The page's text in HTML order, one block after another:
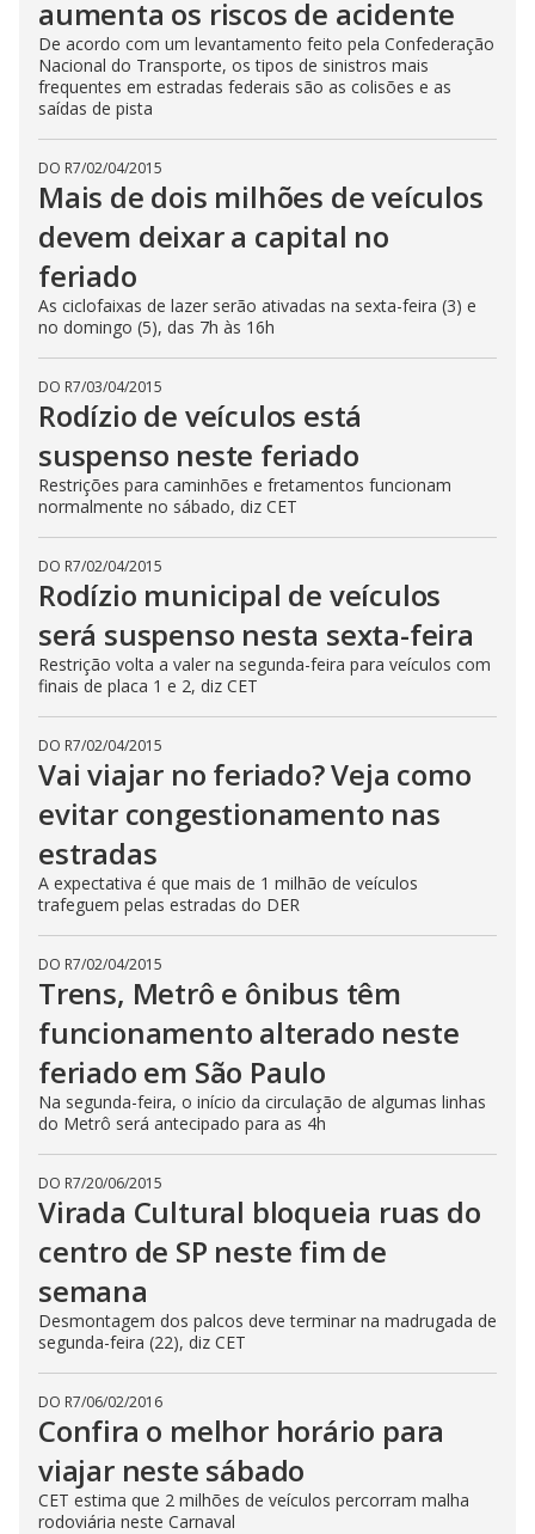
aumenta os riscos de acidente
De acordo com um levantamento feito pela Confederação
Nacional do Transporte, os tipos de sinistros mais
frequentes em estradas federais são as colisões e as
saídas de pista
DO R7/02/04/2015
Mais de dois milhões de veículos
devem deixar a capital no
feriado
As ciclofaixas de lazer serão ativadas na sexta-feira (3) e
no domingo (5), das 7h às 16h
DO R7/03/04/2015
Rodízio de veículos está
suspenso neste feriado
Restrições para caminhões e fretamentos funcionam
normalmente no sábado, diz CET
DO R7/02/04/2015
Rodízio municipal de veículos
será suspenso nesta sexta-feira
Restrição volta a valer na segunda-feira para veículos com
finais de placa 1 e 2, diz CET
DO R7/02/04/2015
Vai viajar no feriado? Veja como
evitar congestionamento nas
estradas
A expectativa é que mais de 1 milhão de veículos
trafeguem pelas estradas do DER
DO R7/02/04/2015
Trens, Metrô e ônibus têm
funcionamento alterado neste
feriado em São Paulo
Na segunda-feira, o início da circulação de algumas linhas
do Metrô será antecipado para as 4h
DO R7/20/06/2015
Virada Cultural bloqueia ruas do
centro de SP neste fim de
semana
Desmontagem dos palcos deve terminar na madrugada de
segunda-feira (22), diz CET
DO R7/06/02/2016
Confira o melhor horário para
viajar neste sábado
CET estima que 2 milhões de veículos percorram malha
rodoviária neste Carnaval